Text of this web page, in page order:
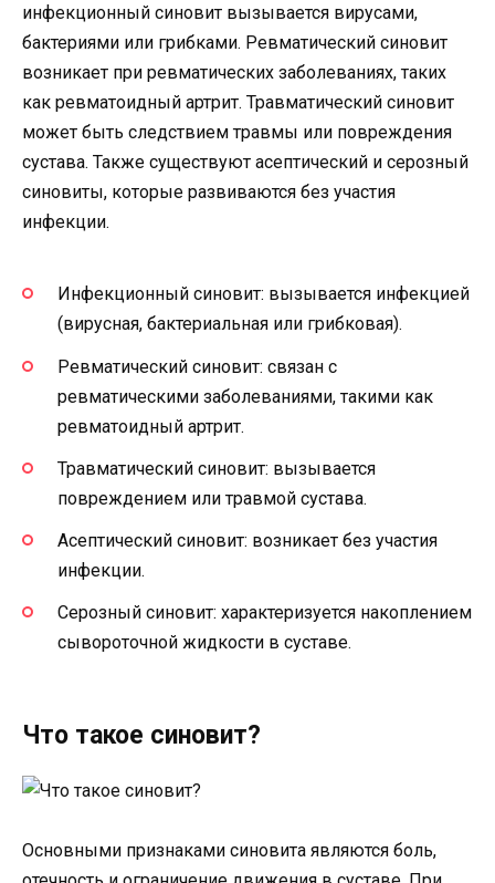
инфекционный синовит вызывается вирусами,
бактериями или грибками. Ревматический синовит
возникает при ревматических заболеваниях, таких
как ревматоидный артрит. Травматический синовит
может быть следствием травмы или повреждения
сустава. Также существуют асептический и серозный
синовиты, которые развиваются без участия
инфекции.
Инфекционный синовит: вызывается инфекцией
(вирусная, бактериальная или грибковая).
Ревматический синовит: связан с
ревматическими заболеваниями, такими как
ревматоидный артрит.
Травматический синовит: вызывается
повреждением или травмой сустава.
Асептический синовит: возникает без участия
инфекции.
Серозный синовит: характеризуется накоплением
сывороточной жидкости в суставе.
Что такое синовит?
Основными признаками синовита являются боль,